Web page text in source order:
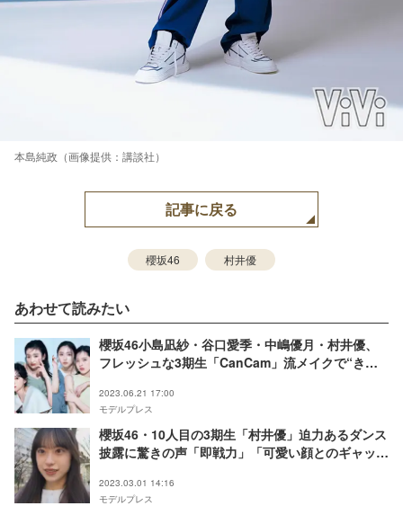
本島純政（画像提供：講談社）
記事に戻る
櫻坂46 村井優
あわせて読みたい
櫻坂46小島凪紗・谷口愛季・中嶋優月・村井優、
フレッシュな3期生「CanCam」流メイクで“きれ
2023.06.21 17:00
モデルプレス
櫻坂46・10人目の3期生「村井優」迫力あるダンス
披露に驚きの声「即戦力」「可愛い顔とのギャップ
2023.03.01 14:16
モデルプレス